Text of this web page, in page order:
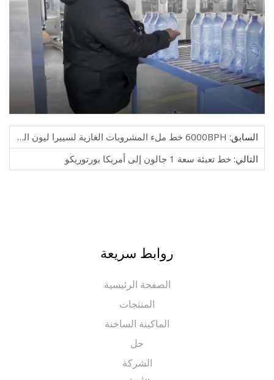
6000BPH خط ملء المشروبات الغازية لسييرا ليون العميل
خط تعبئة سعة 1 جالون إلى أمريكا بورتوريكو
روابط سريعة
الصفحة الرئيسية
المنتجات
الماكينة الساخنة
الشركة